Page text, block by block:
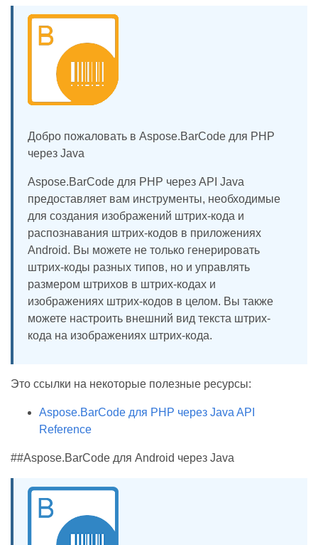
Добро пожаловать в Aspose.BarCode для PHP
через Java
Aspose.BarCode для PHP через API Java
предоставляет вам инструменты, необходимые
для создания изображений штрих-кода и
распознавания штрих-кодов в приложениях
Android. Вы можете не только генерировать
штрих-коды разных типов, но и управлять
размером штрихов в штрих-кодах и
изображениях штрих-кодов в целом. Вы также
можете настроить внешний вид текста штрих-
кода на изображениях штрих-кода.
Это ссылки на некоторые полезные ресурсы:
Aspose.BarCode для PHP через Java API
Reference
##Aspose.BarCode для Android через Java